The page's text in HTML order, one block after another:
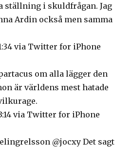
ställning i skuldfrågan. Jag
Ardin också men samma
via Twitter for iPhone
om alla lägger den
är världens mest hatade
via Twitter for iPhone
@jocxy Det sagt